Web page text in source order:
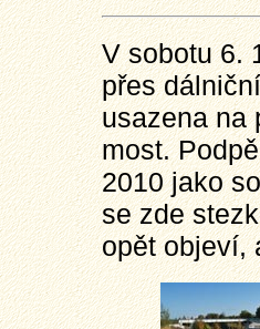
V sobotu 6.
přes
usazena na
most.
2010 jako
se zde
opět objeví,